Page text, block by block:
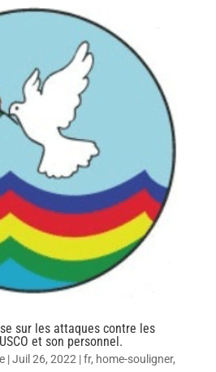
sur les attaques contre les
et son personnel.
|Juil 26, 2022 |fr, home-souligner,